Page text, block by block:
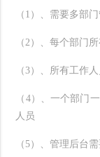
（ 1）、需要多部
（2）、每个部门
（3）、所有工作
（ 4）、一个部门
人员
（ 5）、管理后台